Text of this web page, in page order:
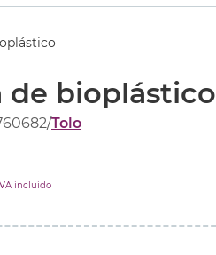
de bioplástico
/Tolo
incluido